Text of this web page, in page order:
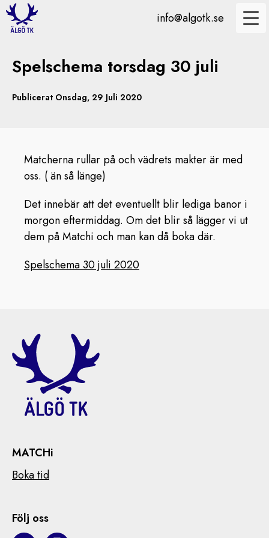
info@algotk.se
Spelschema torsdag 30 juli
Publicerat Onsdag, 29 Juli 2020
Matcherna rullar på och vädrets makter är med
oss. ( än så länge)
Det innebär att det eventuellt blir lediga banor i
morgon eftermiddag. Om det blir så lägger vi ut
dem på Matchi och man kan då boka där.
Spelschema 30 juli 2020
MATCHi
Boka tid
Följ oss